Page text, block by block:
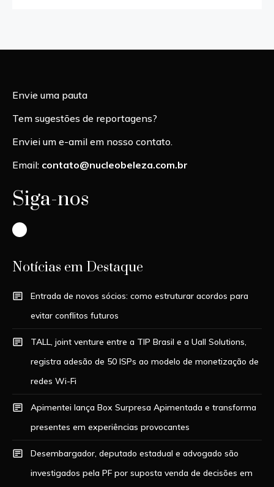
Envie uma pauta
Tem sugestões de reportagens?
Enviei um e-amil em nosso contato.
Email: contato@nucleobeleza.com.br
Siga-nos
Instagram
Notícias em Destaque
Entrada de novos sócios: como estruturar acordos para
evitar conflitos futuros
TALL, joint venture entre a TIP Brasil e a Uall Solutions,
registra adesão de 50 ISPs ao modelo de monetização de
redes Wi-Fi
Apimentei lança Box Surpresa Apimentada e transforma
presentes em experiências provocantes
Desembargador, deputado estadual e advogado são
investigados pela PF por suposta venda de decisões em